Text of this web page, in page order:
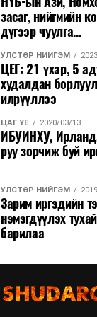
засаг, нийгмийн
дүгээр чуулга...
УЛСТӨР НИЙГЭМ
ЦЕГ: 21 үхэр, 5
худалдан
илрүүллээ
ЦАГ ҮЕ 2020/03/13
ИБУИНХУ,
руу зорчиж буй
УЛСТӨР НИЙГЭМ
Зарим иргэдийн
нэмэгдүүлэх
барилаа